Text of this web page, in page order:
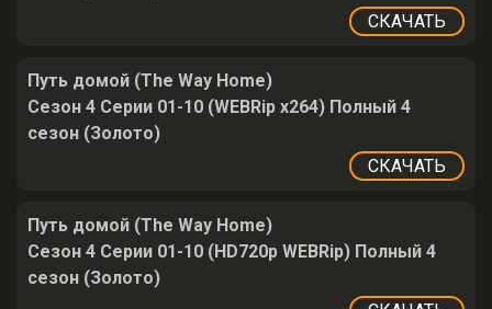
СКАЧАТЬ
Путь домой (The Way Home)
Сезон 4 Серии 01-10 (WEBRip x264) Полный 4
сезон (Золото)
СКАЧАТЬ
Путь домой (The Way Home)
Сезон 4 Серии 01-10 (HD720p WEBRip) Полный 4
сезон (Золото)